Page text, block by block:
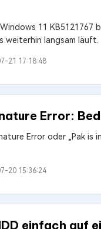
11
weiterhin langsam läuft.
21 17:18:48
Error:
Error oder „Pak is
20 15:36:24
einfach auf